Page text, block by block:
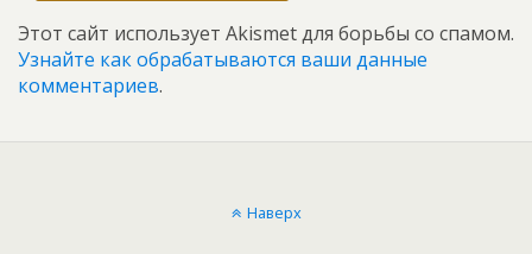
Этот сайт использует Akismet для борьбы со спамом.
Узнайте как обрабатываются ваши данные
комментариев.
Наверх